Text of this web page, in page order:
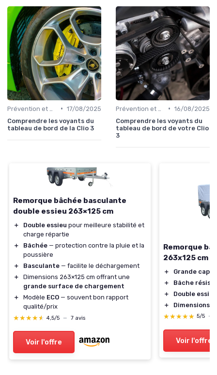
• 17/08/2025
Comprendre les voyants du
tableau de bord de la Clio 3
• 16/08/2025
Comprendre les voyants du
tableau de bord de votre Clio
3
Remorque bâchée basculante
double essieu 263×125 cm
＋ Double essieu pour meilleure stabilité et
charge répartie
＋
Bâchée — protection contre la pluie et la
poussière
＋
Basculante — facilite le déchargement
＋
Dimensions 263×125 cm offrant une
grande surface de chargement
＋
Modèle ECO — souvent bon rapport
qualité/prix
★★★★★
★★★★★ 4,5/5 — 7 avis
Voir l'offre
Remorque
263x125 cm
＋
Grande
＋
Bâche
＋
Double essieu
＋
Dimensions
★★★★★
★★★★★ 5/5 —
Voir l'offre